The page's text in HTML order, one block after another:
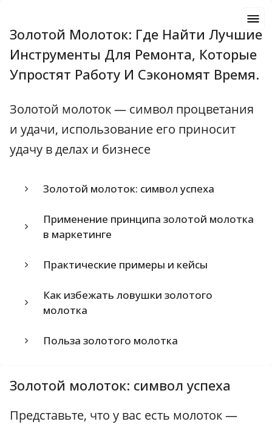
Золотой Молоток: Где Найти Лучшие
Инструменты Для Ремонта, Которые
Упростят Работу И Сэкономят Время.
Золотой молоток — символ процветания
и удачи, использование его приносит
удачу в делах и бизнесе
Золотой молоток: символ успеха
Применение принципа золотой молотка
в маркетинге
Практические примеры и кейсы
Как избежать ловушки золотого
молотка
Польза золотого молотка
Золотой молоток: символ успеха
Представьте, что у вас есть молоток —